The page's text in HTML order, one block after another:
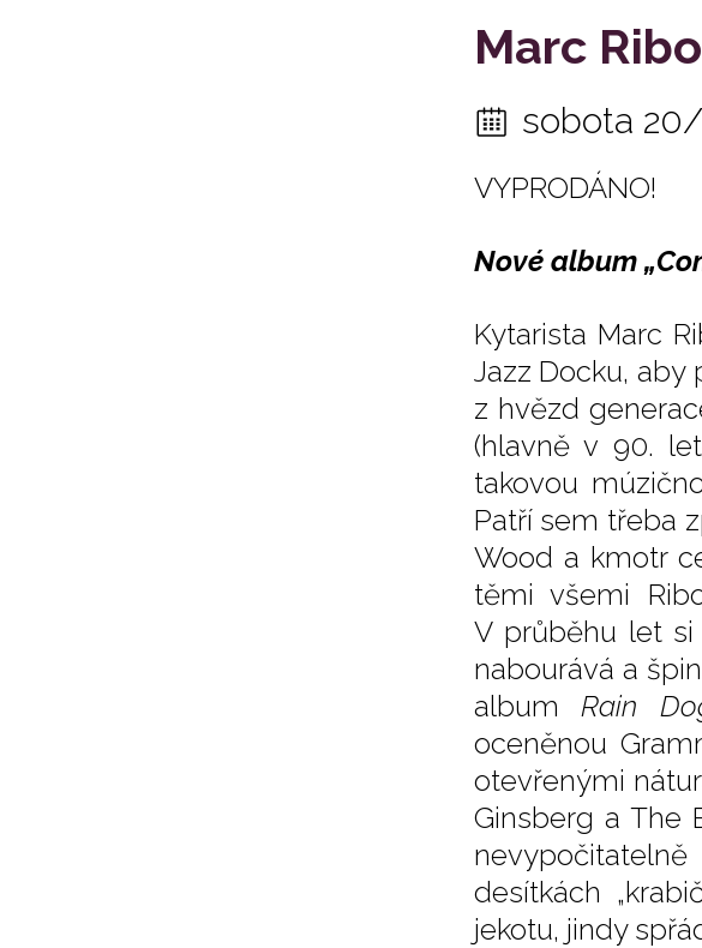
Marc
sobota
VYPRODÁNO!
Nové album
Kytarista Marc
Jazz Docku,
z hvězd
(hlavně v 90.
takovou
Patří sem třeba
Wood a kmotr
těmi všemi
V průběhu let si
nabourává a
album Rain
oceněnou
otevřenými
Ginsberg a The
desítkách
jekotu, jindy